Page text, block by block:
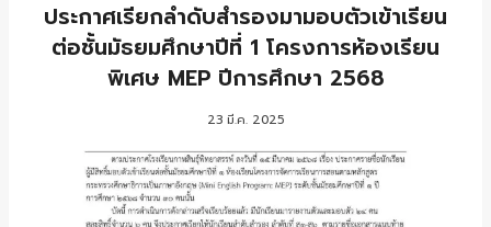
ประกาศเรียกลำดับสำรองมามอบตัวเข้าเรียน
ต่อชั้นมัธยมศึกษาปีที่ 1 โครงการห้องเรียน
พิเศษ MEP ปีการศึกษา 2568
23 มี.ค. 2025